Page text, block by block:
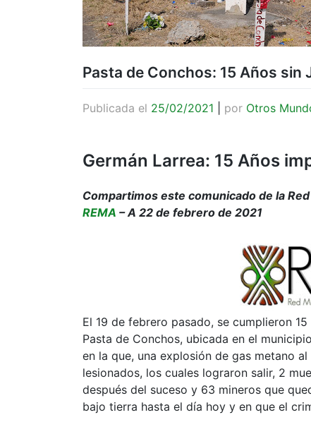
Pasta de Conchos: 15 Años sin
Publicada el 25/02/2021 por Otros
Germán Larrea: 15 Años
Compartimos este comunicado de la
REMA – A 22 de febrero de 2021
El 19 de febrero pasado, se cumplieron
Pasta de Conchos, ubicada en el
en la que, una explosión de gas metano
lesionados, los cuales lograron salir, 2
después del suceso y 63 mineros que
bajo tierra hasta el día hoy y en que el